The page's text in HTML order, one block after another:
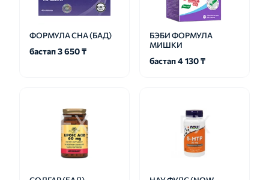
ФОРМУЛА СНА (БАД)
бастап 3 650 ₸
БЭБИ ФОРМУЛА
МИШКИ
бастап 4 130 ₸